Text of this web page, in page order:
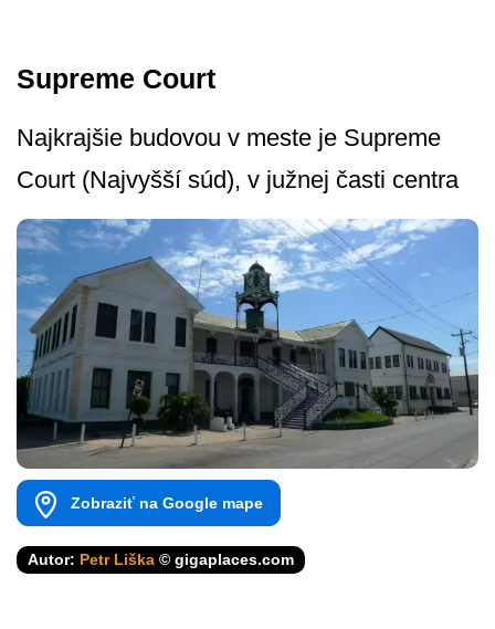
Supreme Court
Najkrajšie budovou v meste je Supreme
Court (Najvyšší súd), v južnej časti centra
Zobraziť na Google mape
Autor: Petr Liška © gigaplaces.com